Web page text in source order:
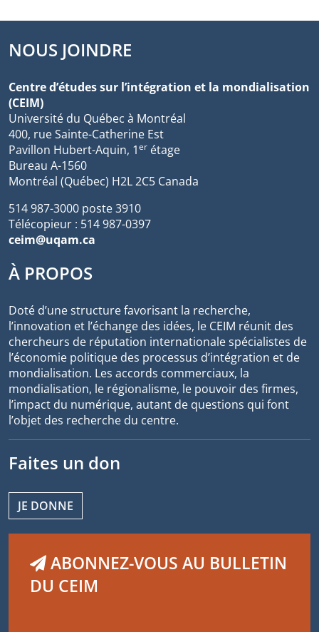
NOUS JOINDRE
Centre d’études sur l’intégration et la mondialisation
(CEIM)
Université du Québec à Montréal
400, rue Sainte-Catherine Est
Pavillon Hubert-Aquin, 1er étage
Bureau A-1560
Montréal (Québec) H2L 2C5 Canada
514 987-3000 poste 3910
Télécopieur : 514 987-0397
ceim@uqam.ca
À PROPOS
Doté d’une structure favorisant la recherche,
l’innovation et l’échange des idées, le CEIM réunit des
chercheurs de réputation internationale spécialistes de
l’économie politique des processus d’intégration et de
mondialisation. Les accords commerciaux, la
mondialisation, le régionalisme, le pouvoir des firmes,
l’impact du numérique, autant de questions qui font
l’objet des recherche du centre.
Faites un don
JE DONNE
ABONNEZ-VOUS AU BULLETIN
DU CEIM